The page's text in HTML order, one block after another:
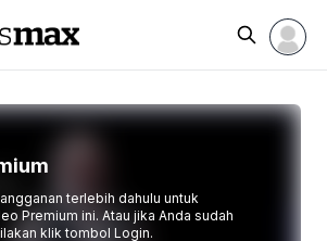
terlebih dahulu untuk
Premium ini. Atau jika Anda sudah
klik tombol Login.